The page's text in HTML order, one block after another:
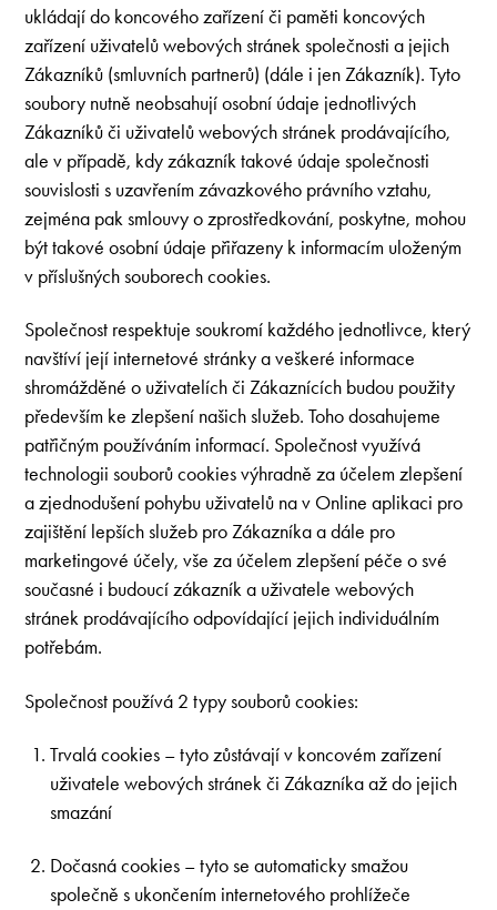
ukládají do koncového zařízení či paměti koncových
zařízení uživatelů webových stránek společnosti a jejich
Zákazníků (smluvních partnerů) (dále i jen Zákazník). Tyto
soubory nutně neobsahují osobní údaje jednotlivých
Zákazníků či uživatelů webových stránek prodávajícího,
ale v případě, kdy zákazník takové údaje společnosti
souvislosti s uzavřením závazkového právního vztahu,
zejména pak smlouvy o zprostředkování, poskytne, mohou
být takové osobní údaje přiřazeny k informacím uloženým
v příslušných souborech cookies.
Společnost respektuje soukromí každého jednotlivce, který
navštíví její internetové stránky a veškeré informace
shromážděné o uživatelích či Zákaznících budou použity
především ke zlepšení našich služeb. Toho dosahujeme
patřičným používáním informací. Společnost využívá
technologii souborů cookies výhradně za účelem zlepšení
a zjednodušení pohybu uživatelů na v Online aplikaci pro
zajištění lepších služeb pro Zákazníka a dále pro
marketingové účely, vše za účelem zlepšení péče o své
současné i budoucí zákazník a uživatele webových
stránek prodávajícího odpovídající jejich individuálním
potřebám.
Společnost používá 2 typy souborů cookies:
Trvalá cookies – tyto zůstávají v koncovém zařízení
uživatele webových stránek či Zákazníka až do jejich
smazání
Dočasná cookies – tyto se automaticky smažou
společně s ukončením internetového prohlížeče